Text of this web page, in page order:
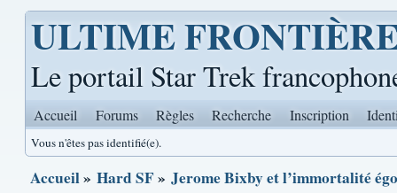
ULTIME
Le portail Star Trek
Accueil Forums Règles Recherche Inscription
Vous n'êtes pas identifié(e).
Accueil» Hard SF » Jerome Bixby et l’immortalité